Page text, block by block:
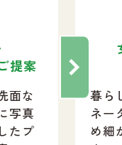
提案
面な
写真
たプ
暮ら
ネー
め細